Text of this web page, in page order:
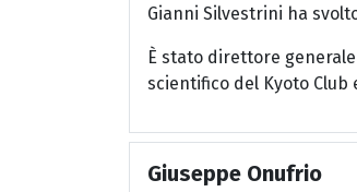
Gianni Silvestrini ha
È stato direttore
scientifico del Kyoto Club
Giuseppe Onufrio